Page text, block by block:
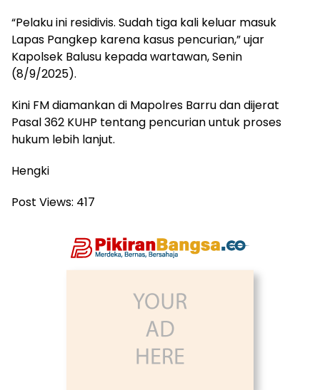
“Pelaku ini residivis. Sudah tiga kali keluar masuk
Lapas Pangkep karena kasus pencurian,” ujar
Kapolsek Balusu kepada wartawan, Senin
(8/9/2025).
Kini FM diamankan di Mapolres Barru dan dijerat
Pasal 362 KUHP tentang pencurian untuk proses
hukum lebih lanjut.
Hengki
Post Views: 417